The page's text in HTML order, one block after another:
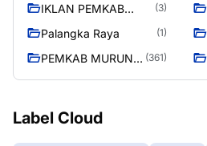
IKLAN PEMKAB
(3)
Palangka Raya (1)
PEMKAB MURUNG (361)
Label Cloud